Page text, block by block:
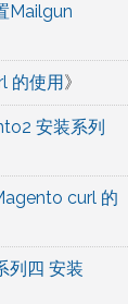
Mailgun
的使用》
安装系列
curl 的
列四 安装